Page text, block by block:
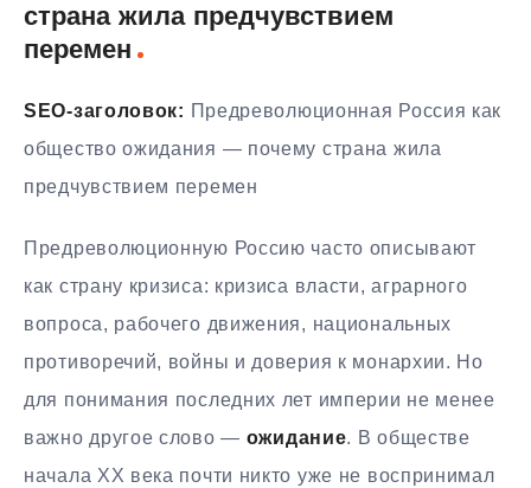
страна жила предчувствием
перемен
SEO-заголовок: Предреволюционная Россия как
общество ожидания — почему страна жила
предчувствием перемен
Предреволюционную Россию часто описывают
как страну кризиса: кризиса власти, аграрного
вопроса, рабочего движения, национальных
противоречий, войны и доверия к монархии. Но
для понимания последних лет империи не менее
важно другое слово — ожидание. В обществе
начала XX века почти никто уже не воспринимал